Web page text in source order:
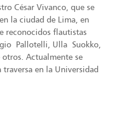
César Vivanco, que se
la ciudad de Lima, en
reconocidos flautistas
Pallotelli, Ulla Suokko,
Actualmente se
traversa en la Universidad